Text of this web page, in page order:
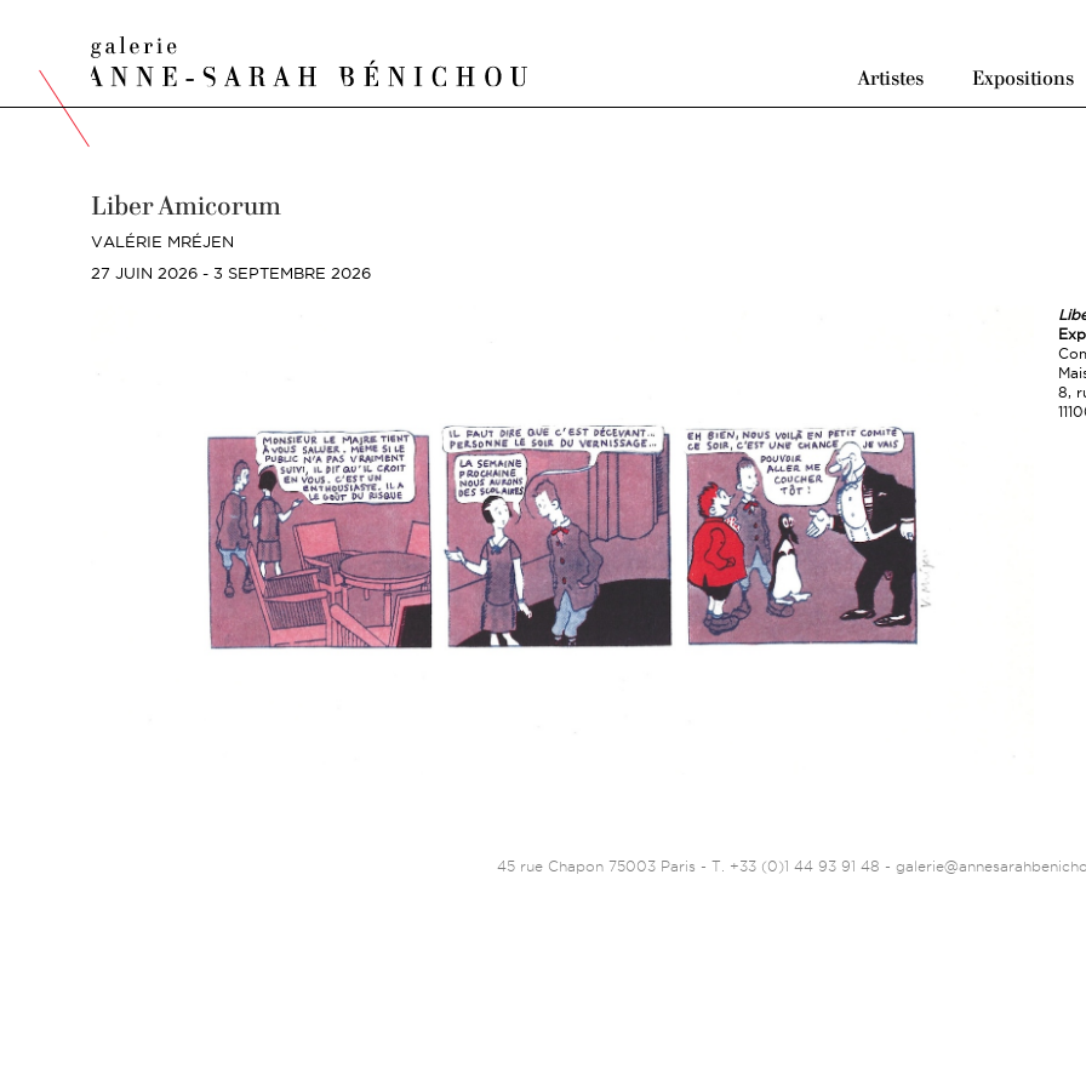
Artistes Expositions
Liber Amicorum
VALÉRIE MRÉJEN
27 JUIN 2026 - 3 SEPTEMBRE 2026
8,
45 rue Chapon 75003 Paris - T. +33 (0)1 44 93 91 48 -